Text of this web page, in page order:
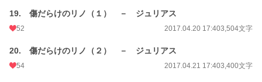
19. 傷だらけのリノ（１） － ジュリアス
52 2017.04.20 17:403,504文字
20. 傷だらけのリノ（２） － ジュリアス
54 2017.04.21 17:403,400文字